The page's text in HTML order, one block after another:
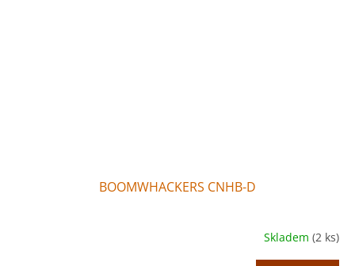
BOOMWHACKERS CNHB-D
Skladem (2 ks)